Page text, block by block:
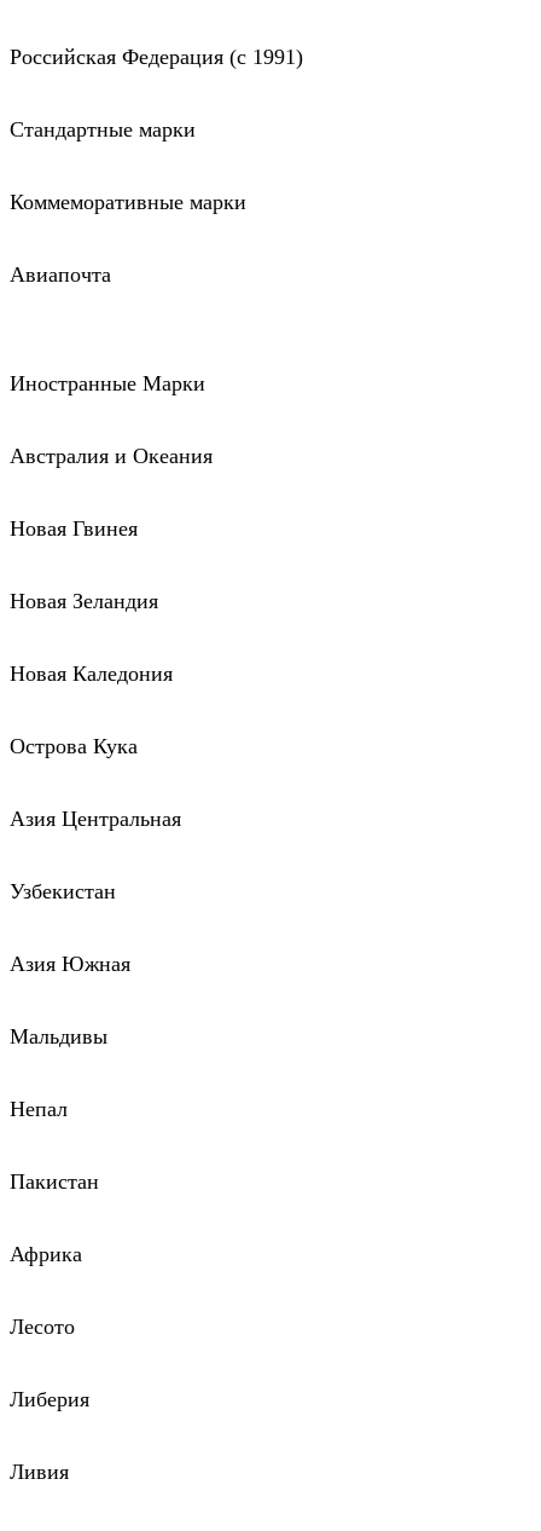
Российская Федерация (c 1991)
Стандартные марки
Коммеморативные марки
Авиапочта
Иностранные Марки
Австралия и Океания
Новая Гвинея
Новая Зеландия
Новая Каледония
Острова Кука
Азия Центральная
Узбекистан
Азия Южная
Мальдивы
Непал
Пакистан
Африка
Лесото
Либерия
Ливия